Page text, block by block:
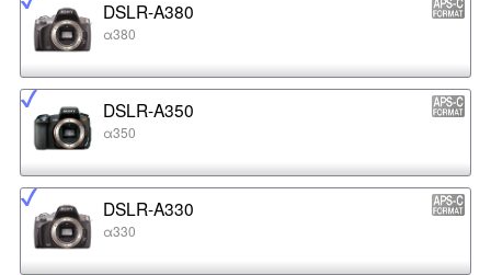
DSLR-A380
α380
DSLR-A350
α350
DSLR-A330
α330